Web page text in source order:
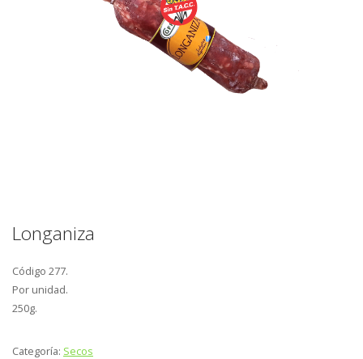
Longaniza
Código 277.
Por unidad.
250g.
Categoría: Secos